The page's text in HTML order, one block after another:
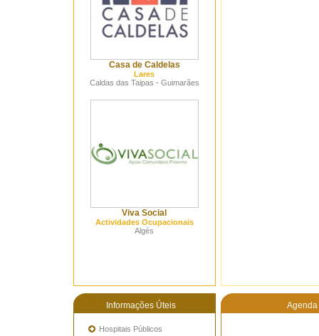
Casa de Caldelas
Lares
Caldas das Taipas - Guimarães
Viva Social
Actividades Ocupacionais
Algés
Informações Úteis Agenda
Hospitais Públicos